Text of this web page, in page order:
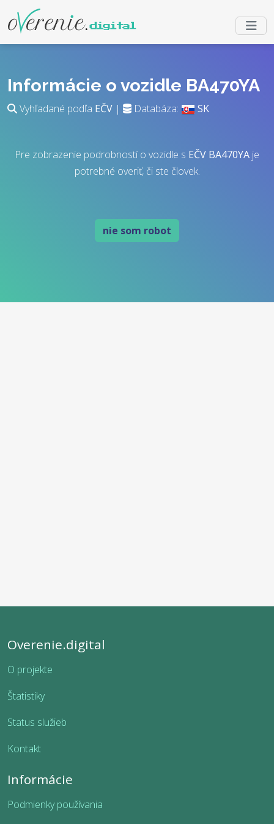
Informácie o vozidle BA470YA
Vyhľadané podľa EČV | Databáza: SK
Pre zobrazenie podrobností o vozidle s EČV BA470YA je
potrebné overiť, či ste človek.
nie som robot
Overenie.digital
O projekte
Štatistiky
Status služieb
Kontakt
Informácie
Podmienky používania